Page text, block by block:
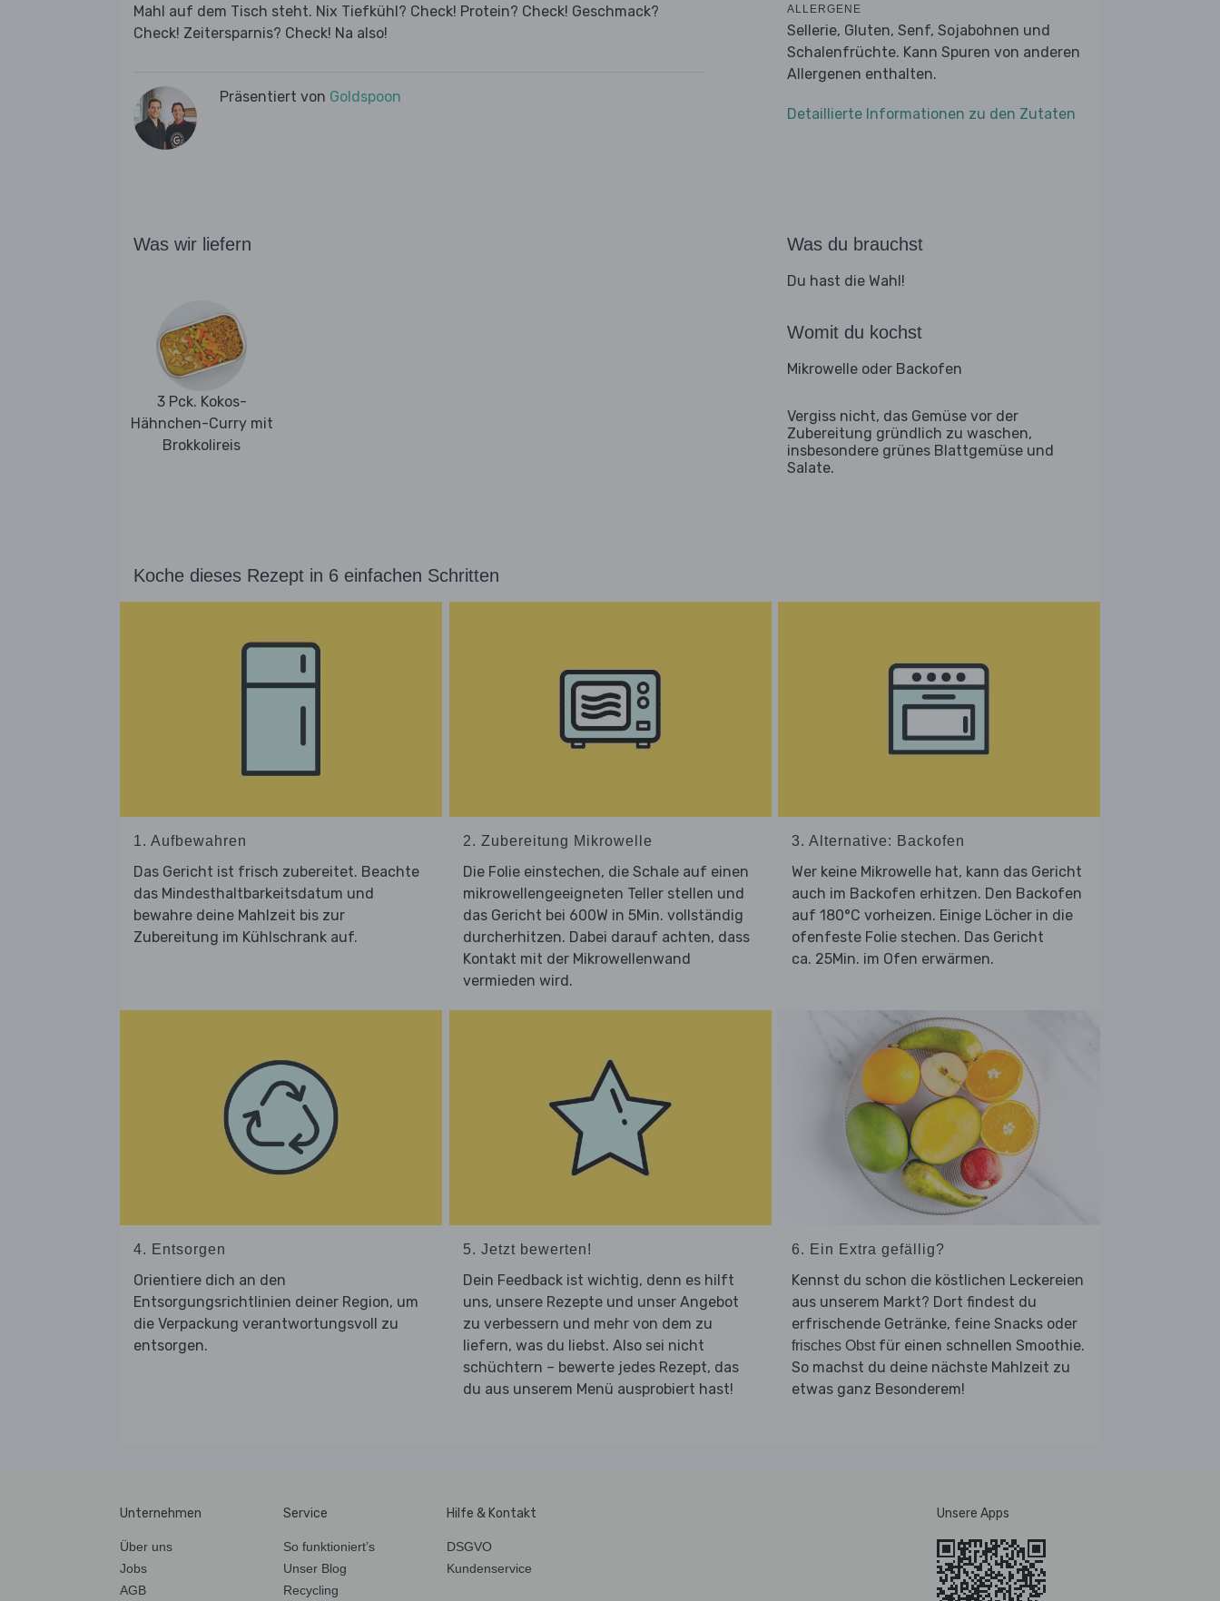
Mahl auf dem Tisch steht. Nix Tiefkühl? Check! Protein? Check! Geschmack?
Check! Zeitersparnis? Check! Na also!
Präsentiert von Goldspoon
ALLERGENE
Sellerie, Gluten, Senf, Sojabohnen und
Schalenfrüchte. Kann Spuren von anderen
Allergenen enthalten.
Detaillierte Informationen zu den Zutaten
Was wir liefern
3 Pck. Kokos-
Hähnchen-Curry mit
Brokkolireis
Was du brauchst
Du hast die Wahl!
Womit du kochst
Mikrowelle oder Backofen
Vergiss nicht, das Gemüse vor der
Zubereitung gründlich zu waschen,
insbesondere grünes Blattgemüse und
Salate.
Koche dieses Rezept in 6 einfachen Schritten
1. Aufbewahren
Das Gericht ist frisch zubereitet. Beachte
das Mindesthaltbarkeitsdatum und
bewahre deine Mahlzeit bis zur
Zubereitung im Kühlschrank auf.
2. Zubereitung Mikrowelle
Die Folie einstechen, die Schale auf einen
mikrowellengeeigneten Teller stellen und
das Gericht bei 600W in 5Min. vollständig
durcherhitzen. Dabei darauf achten, dass
Kontakt mit der Mikrowellenwand
vermieden wird.
3. Alternative: Backofen
Wer keine Mikrowelle hat, kann das Gericht
auch im Backofen erhitzen. Den Backofen
auf 180°C vorheizen. Einige Löcher in die
ofenfeste Folie stechen. Das Gericht
ca. 25Min. im Ofen erwärmen.
4. Entsorgen
Orientiere dich an den
Entsorgungsrichtlinien deiner Region, um
die Verpackung verantwortungsvoll zu
entsorgen.
5. Jetzt bewerten!
Dein Feedback ist wichtig, denn es hilft
uns, unsere Rezepte und unser Angebot
zu verbessern und mehr von dem zu
liefern, was du liebst. Also sei nicht
schüchtern – bewerte jedes Rezept, das
du aus unserem Menü ausprobiert hast!
6. Ein Extra gefällig?
Kennst du schon die köstlichen Leckereien
aus unserem Markt? Dort findest du
erfrischende Getränke, feine Snacks oder
frisches Obst für einen schnellen Smoothie.
So machst du deine nächste Mahlzeit zu
etwas ganz Besonderem!
Unternehmen
Über uns
Jobs
AGB
Service
So funktioniert’s
Unser Blog
Recycling
Hilfe & Kontakt
DSGVO
Kundenservice
Unsere Apps